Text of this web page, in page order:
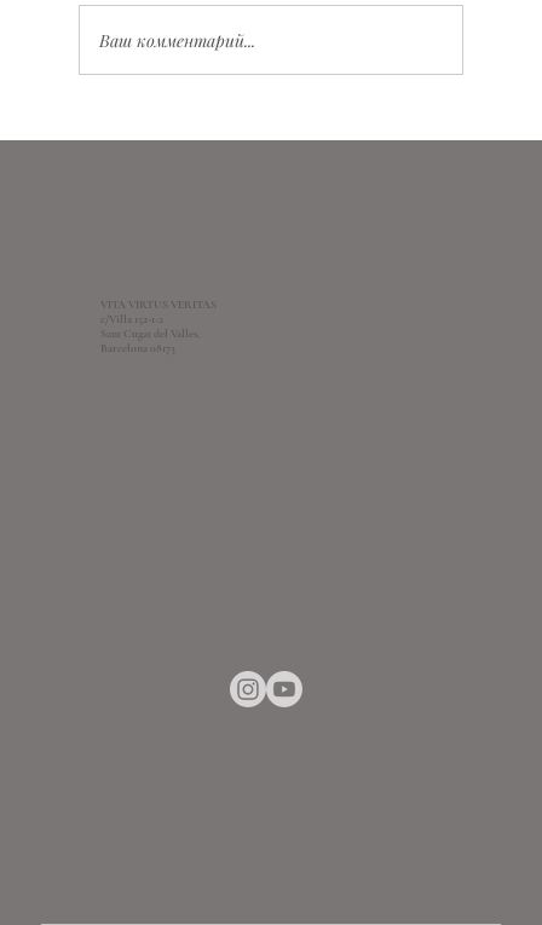
Ваш комментарий...
VITA VIRTUS VERITAS
c/Villa 152-1-2
Sant Cugat del Valles,
Barcelona 08173